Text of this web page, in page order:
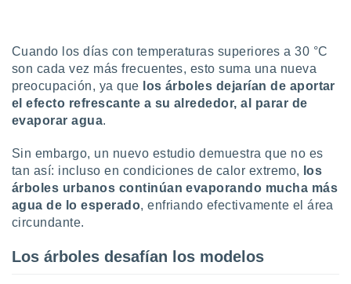
de que
el sitio
para
ni para
aunque
no
Cuando los días con temperaturas superiores a 30 °C
son cada vez más frecuentes, esto suma una nueva
preocupación, ya que los árboles dejarían de aportar
el efecto refrescante a su alrededor, al parar de
evaporar agua.
Sin embargo, un nuevo estudio demuestra que no es
tan así: incluso en condiciones de calor extremo, los
árboles urbanos continúan evaporando mucha más
agua de lo esperado, enfriando efectivamente el área
circundante.
Los árboles desafían los modelos